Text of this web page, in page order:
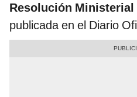
Resolución Ministerial
publicada en el Diario